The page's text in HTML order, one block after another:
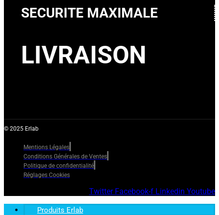
SECURITE MAXIMALE
LIVRAISON
© 2025 Erlab
Mentions Légales
Conditions Générales de Ventes
Politique de confidentialité
Réglages Cookies
Twitter Facebook-f Linkedin Youtube
Produits Erlab